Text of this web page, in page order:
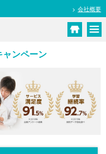
会社概要
ャンペーン